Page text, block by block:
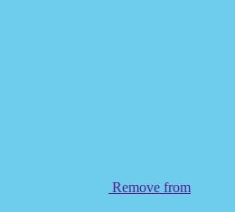
Remove from